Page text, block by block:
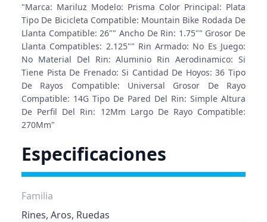
"Marca: Mariluz Modelo: Prisma Color Principal: Plata
Tipo De Bicicleta Compatible: Mountain Bike Rodada De
Llanta Compatible: 26"" Ancho De Rin: 1.75"" Grosor De
Llanta Compatibles: 2.125"" Rin Armado: No Es Juego:
No Material Del Rin: Aluminio Rin Aerodinamico: Si
Tiene Pista De Frenado: Si Cantidad De Hoyos: 36 Tipo
De Rayos Compatible: Universal Grosor De Rayo
Compatible: 14G Tipo De Pared Del Rin: Simple Altura
De Perfil Del Rin: 12Mm Largo De Rayo Compatible:
270Mm"
Especificaciones
Familia
Rines, Aros, Ruedas